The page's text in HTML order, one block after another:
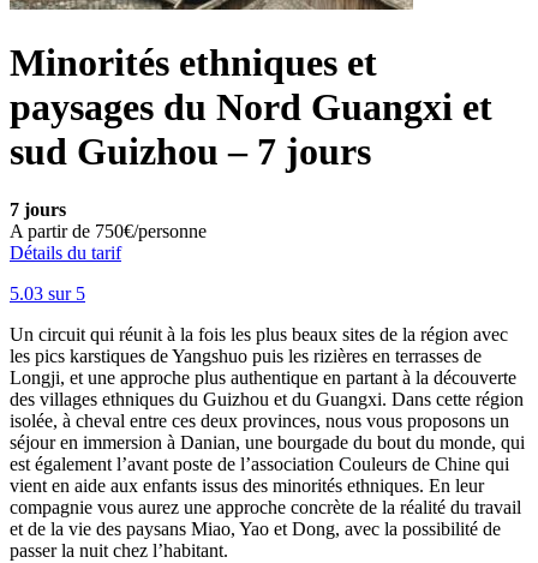
Minorités ethniques et
paysages du Nord Guangxi et
sud Guizhou – 7 jours
7 jours
A partir de 750€/personne
Détails du tarif
5.03 sur 5
Un circuit qui réunit à la fois les plus beaux sites de la région avec
les pics karstiques de Yangshuo puis les rizières en terrasses de
Longji, et une approche plus authentique en partant à la découverte
des villages ethniques du Guizhou et du Guangxi. Dans cette région
isolée, à cheval entre ces deux provinces, nous vous proposons un
séjour en immersion à Danian, une bourgade du bout du monde, qui
est également l’avant poste de l’association Couleurs de Chine qui
vient en aide aux enfants issus des minorités ethniques. En leur
compagnie vous aurez une approche concrète de la réalité du travail
et de la vie des paysans Miao, Yao et Dong, avec la possibilité de
passer la nuit chez l’habitant.